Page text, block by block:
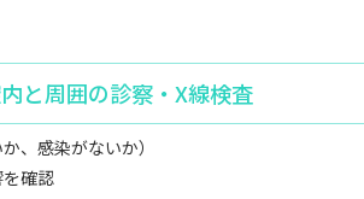
と周囲の診察・X線検査
、感染がないか）
確認